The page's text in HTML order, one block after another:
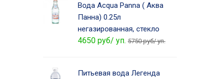
Вода Acqua Panna ( Аква
Панна) 0.25л
негазированная, стекло
4650 руб/ уп. 5750 руб/ уп.
Питьевая вода Легенда